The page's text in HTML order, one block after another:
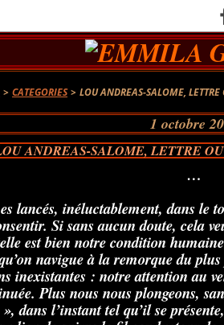
> CATEGORIES > LOU ANDREAS-SALOME, LETTRE
1 octobre
ANDREAS-SALOME, LETTRE
…
lancés, inéluctablement, dans le
Si sans aucun doute, cela
est bien notre condition
navigue à la remorque du
inexistantes : notre attention au
Plus nous nous plongeons,
dans l’instant tel qu’il se